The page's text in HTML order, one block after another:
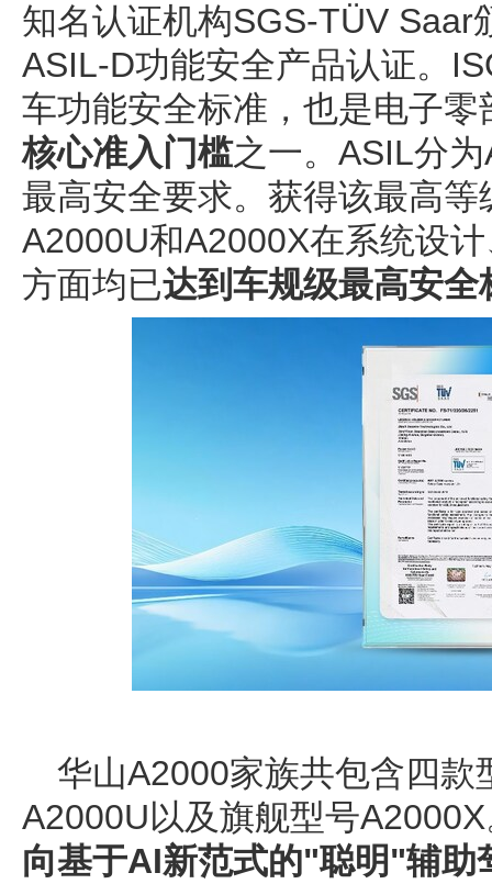
知名认证机构SGS-TÜV Saar
ASIL-D功能安全产品认证。
车功能安全标准，也是电子
核心准入门槛之一。ASIL分
最高安全要求。获得该最高
A2000U和A2000X在系统设
方面均已达到车规级最高安全
华山A2000家族共包含四
A2000U以及旗舰型号
向基于AI新范式的"聪明"辅助